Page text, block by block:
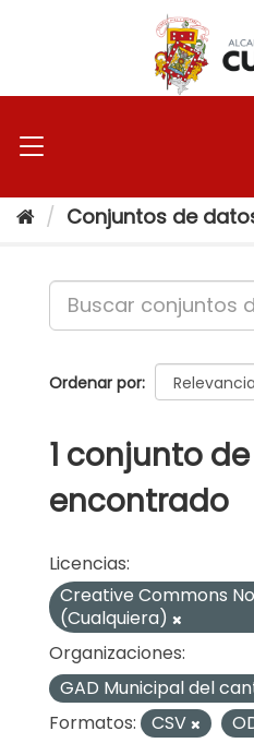
Conjuntos de
Ordenar por
1 conjunto
encontrado
Licencias:
Creative Commons
(Cualquiera)
Organizaciones:
GAD Municipal del
Formatos:
CSV